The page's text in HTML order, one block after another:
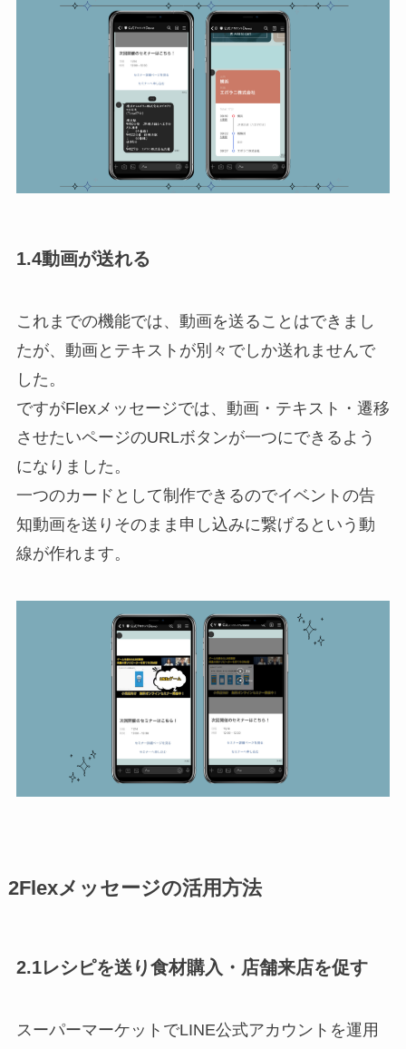
1.4動画が送れる
これまでの機能では、動画を送ることはできまし
たが、動画とテキストが別々でしか送れませんで
した。
ですがFlexメッセージでは、動画・テキスト・遷移
させたいページのURLボタンが一つにできるよう
になりました。
一つのカードとして制作できるのでイベントの告
知動画を送りそのまま申し込みに繋げるという動
線が作れます。
2Flexメッセージの活用方法
2.1レシピを送り食材購入・店舗来店を促す
スーパーマーケットでLINE公式アカウントを運用